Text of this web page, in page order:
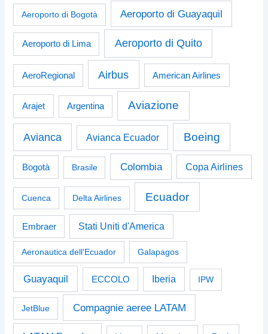
Aeroporto di Bogotà Aeroporto di Guayaquil
Aeroporto di Lima Aeroporto di Quito
AeroRegional Airbus American Airlines
Arajet Argentina Aviazione
Avianca Avianca Ecuador Boeing
Bogotà Brasile Colombia Copa Airlines
Cuenca Delta Airlines Ecuador
Embraer Stati Uniti d'America
Aeronautica dell'Ecuador Galapagos
Guayaquil ECCOLO Iberia IPW
JetBlue Compagnie aeree LATAM